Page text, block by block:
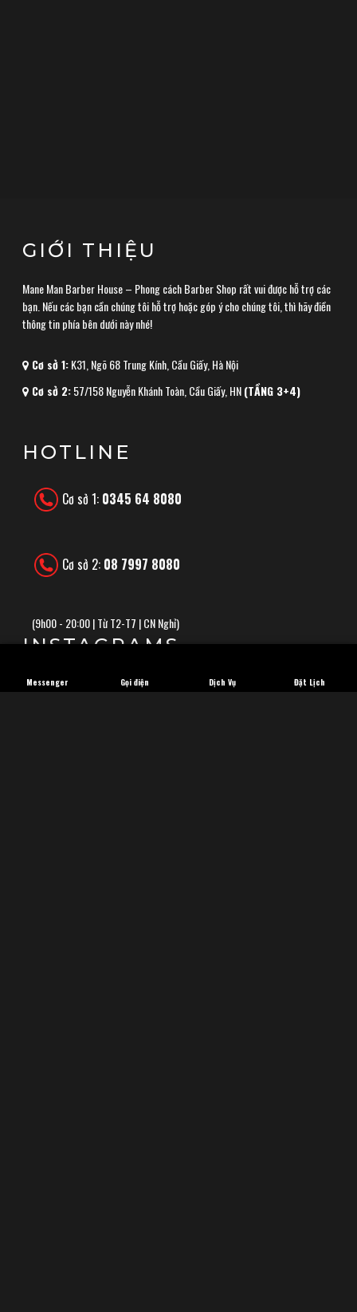
GIỚI THIỆU
Mane Man Barber House – Phong cách Barber Shop rất vui được hỗ trợ các
bạn. Nếu các bạn cần chúng tôi hỗ trợ hoặc góp ý cho chúng tôi, thì hãy điền
thông tin phía bên dưới này nhé!
Cơ sở 1:K31, Ngõ 68 Trung Kính, Cầu Giấy, Hà Nội
Cơ sở 2:57/158 Nguyễn Khánh Toàn, Cầu Giấy, HN(TẦNG 3+4)
HOTLINE
Cơ sở 1: 0345 64 8080
Cơ sở 2: 08 7997 8080
(9h00 - 20:00 | Từ T2-T7 | CN Nghỉ)
INSTAGRAMS
Đặt Lịch
Dịch Vụ
Gọi điện
Messenger